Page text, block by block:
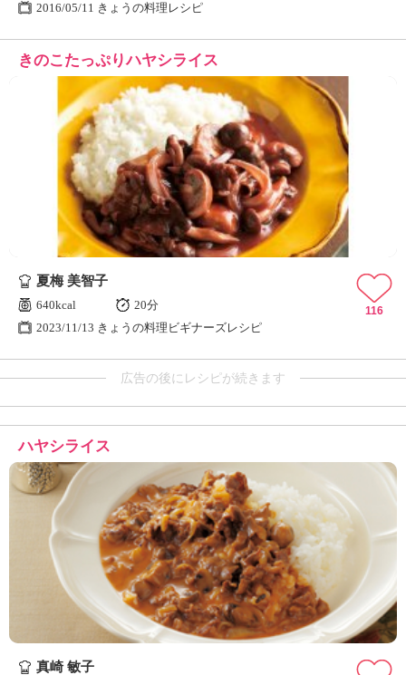
2016/05/11 きょうの料理レシピ
きのこたっぷりハヤシライス
夏梅 美智子
640kcal
20分
2023/11/13 きょうの料理ビギナーズレシピ
116
広告の後にレシピが続きます
ハヤシライス
真崎 敏子